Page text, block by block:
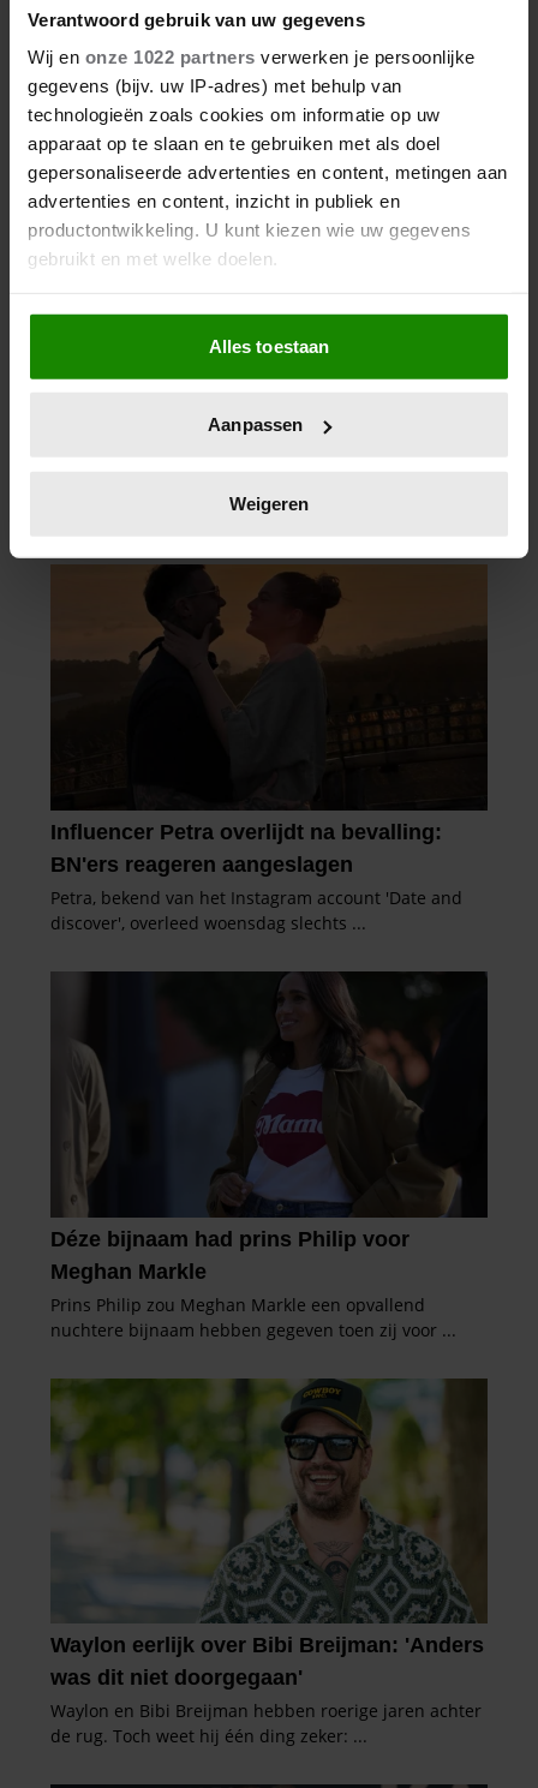
Verantwoord gebruik van uw gegevens
Wij en onze 1022 partners verwerken je persoonlijke
gegevens (bijv. uw IP-adres) met behulp van
technologieën zoals cookies om informatie op uw
apparaat op te slaan en te gebruiken met als doel
gepersonaliseerde advertenties en content, metingen aan
advertenties en content, inzicht in publiek en
productontwikkeling. U kunt kiezen wie uw gegevens
gebruikt en met welke doelen.
Als u het toestaat, willen we ook graag:
Informatie verzamelen over uw geografische
locatie, die tot een paar meter nauwkeurig kan zijn
scannen op specifieke eigenschappen (fingerprinting)
verwerkt en stel uw voorkeuren in het
intrekken in de Cookieverklaring.
We gebruiken cookies om content en advertenties te
personaliseren, om functies voor social media te bieden
en om ons websiteverkeer te analyseren. Ook delen we
partners voor social media, adverteren en analyse. Deze
partners kunnen deze gegevens combineren met andere
verzameld op basis van uw gebruik van hun services. U
gaat akkoord met onze cookies als u onze website blijft
gebruiken.
Alles toestaan
Aanpassen
Weigeren
NIET GOED BIJ JE PAASEI’
FAMILIE PEREZ HILTON DEELT
HOOPVOLLE UPDATE: ‘HIJ KAN
COMMUNICEREN’